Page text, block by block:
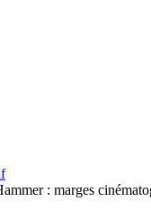
: marges